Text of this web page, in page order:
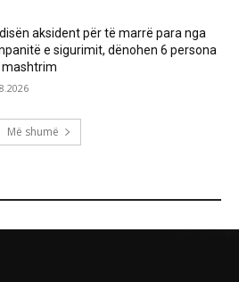
aksident për të marrë para nga
e sigurimit, dënohen 6 persona
mashtrim
Më shumë